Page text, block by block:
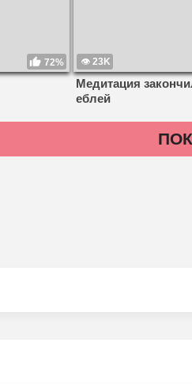
72% 23K
Медитация
еблей